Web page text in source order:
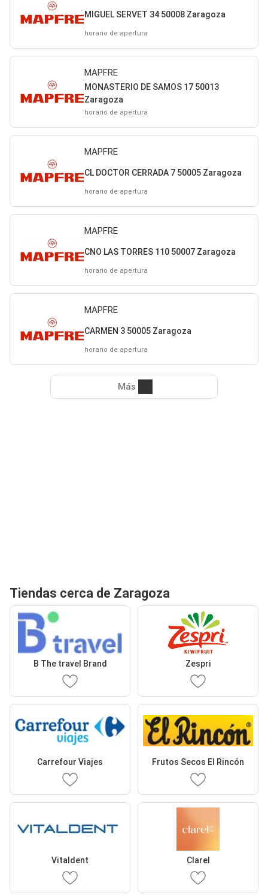
MIGUEL SERVET 34 50008 Zaragoza
horario de apertura
MAPFRE
MONASTERIO DE SAMOS 17 50013
Zaragoza
horario de apertura
MAPFRE
CL DOCTOR CERRADA 7 50005 Zaragoza
horario de apertura
MAPFRE
CNO LAS TORRES 110 50007 Zaragoza
horario de apertura
MAPFRE
CARMEN 3 50005 Zaragoza
horario de apertura
Más
Tiendas cerca de Zaragoza
B The travel Brand Zespri
Carrefour Viajes Frutos Secos El Rincón
Vitaldent Clarel